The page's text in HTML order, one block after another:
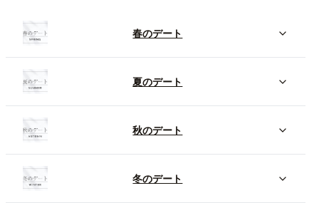
春のデート
夏のデート
秋のデート
冬のデート